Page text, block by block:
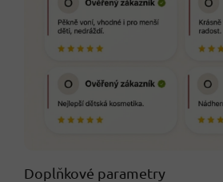
Doplňkové parametry